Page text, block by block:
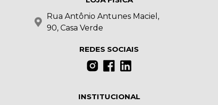
Rua Antônio Antunes Maciel,
90, Casa Verde
REDES SOCIAIS
INSTITUCIONAL